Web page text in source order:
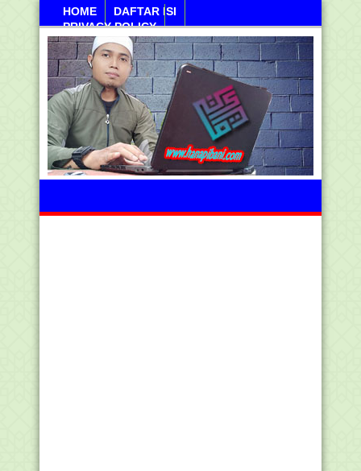
HOME
DAFTAR ISI
PRIVACY POLICY
Jumahat, 07 Agustus 2026